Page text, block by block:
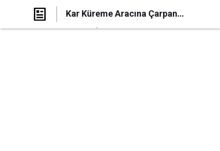
Kar Küreme Aracına Çarpan